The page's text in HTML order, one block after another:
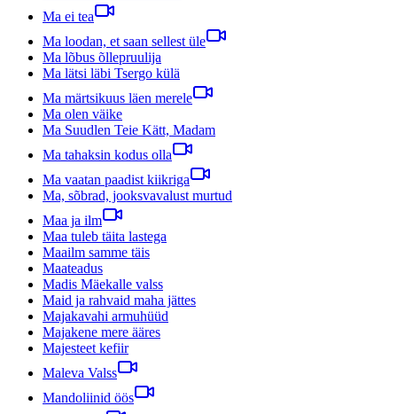
Ma ei tea
Ma loodan, et saan sellest üle
Ma lõbus õllepruulija
Ma lätsi läbi Tsergo külä
Ma märtsikuus läen merele
Ma olen väike
Ma Suudlen Teie Kätt, Madam
Ma tahaksin kodus olla
Ma vaatan paadist kiikriga
Ma, sõbrad, jooksvavalust murtud
Maa ja ilm
Maa tuleb täita lastega
Maailm samme täis
Maateadus
Madis Mäekalle valss
Maid ja rahvaid maha jättes
Majakavahi armuhüüd
Majakene mere ääres
Majesteet kefiir
Maleva Valss
Mandoliinid öös